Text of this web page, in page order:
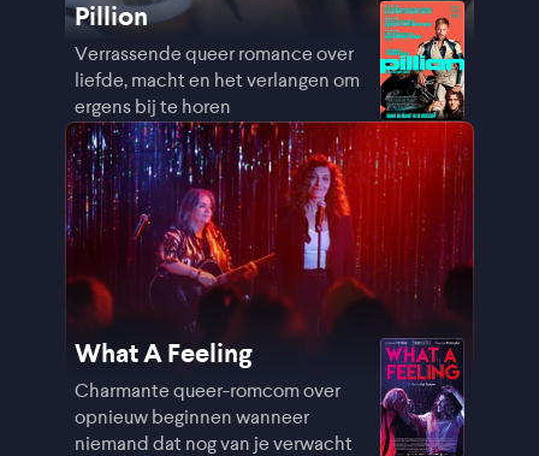
Pillion
Verrassende queer romance over
liefde, macht en het verlangen om
ergens bij te horen
What A Feeling
Charmante queer-romcom over
opnieuw beginnen wanneer
niemand dat nog van je verwacht